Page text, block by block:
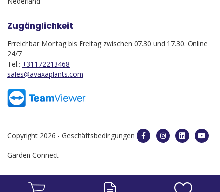
Zugänglichkeit
Erreichbar Montag bis Freitag zwischen 07.30 und 17.30. Online
24/7
Tel.: +31172213468
sales@avaxaplants.com
Copyright 2026 - Geschäftsbedingungen
Garden Connect